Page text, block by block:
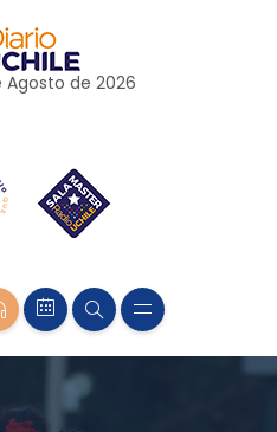
Agosto de 2026